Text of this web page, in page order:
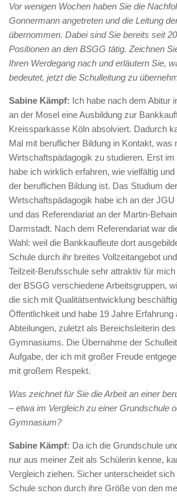
Vor wenigen Wochen haben Sie die
Gonnermann angetreten und die Leitung
übernommen. Dabei sind Sie bereits seit
Positionen an den BSGG tätig. Zeichnen
Ihren Werdegang nach und erläutern Sie,
bedeutet, jetzt die Schulleitung zu
Sabine Kämpf: Ich habe nach dem Abitur
an der Mosel eine Ausbildung zur
Kreissparkasse Köln absolviert. Dadurch
Mal mit beruflicher Bildung in Kontakt, was
Wirtschaftspädagogik zu studieren. Erst
habe ich wirklich erfahren, wie vielfältig
der beruflichen Bildung ist. Das Studium der
Wirtschaftspädagogik habe ich an der
und das Referendariat an der Martin-
Darmstadt. Nach dem Referendariat war
Wahl: weil die Bankkaufleute dort
Schule durch ihr breites Vollzeitangebot
Teilzeit-Berufsschule sehr attraktiv für
der BSGG verschiedene Arbeitsgruppen,
die sich mit Qualitätsentwicklung
Öffentlichkeit und habe 19 Jahre
Abteilungen, zuletzt als Bereichsleiterin
Gymnasiums. Die Übernahme der
Aufgabe, der ich mit großer Freude
mit großem Respekt.
Was zeichnet für Sie die Arbeit an einer
– etwa im Vergleich zu einer Grundschule
Gymnasium?
Sabine Kämpf: Da ich die Grundschule
nur aus meiner Zeit als Schülerin kenne,
Vergleich ziehen. Sicher unterscheidet sich
Schule schon durch ihre Größe von den